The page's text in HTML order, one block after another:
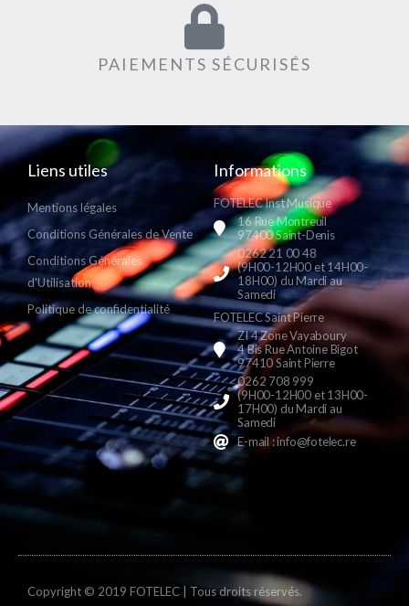
PAIEMENTS SÉCURISÉS
Liens utiles
Mentions légales
Conditions Générales de Vente
Conditions Générales
d'Utilisation
Politique de confidentialité
Informations
FOTELEC Inst Musique
16 Rue Montreuil
97400 Saint-Denis
0262 21 00 48
(9H00-12H00 et 14H00-
18H00) du Mardi au
Samedi
FOTELEC Saint Pierre
ZI 4 Zone Vayaboury
4 Bis Rue Antoine Bigot
97410 Saint Pierre
0262 708 999
(9H00-12H00 et 13H00-
17H00) du Mardi au
Samedi
E-mail : info@fotelec.re
Copyright © 2019 FOTELEC | Tous droits réservés.